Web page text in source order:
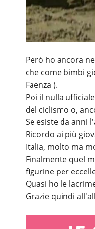
Però ho ancora
che come bimbi
Faenza ).
Poi il nulla
del ciclismo o,
Se esiste da anni
Ricordo ai più
Italia, molto ma
Finalmente quel
figurine per
Quasi ho le
Grazie quindi